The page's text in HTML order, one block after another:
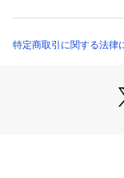
れた世界有数のラ
代を超えて愛され
特定商取引に関する法律